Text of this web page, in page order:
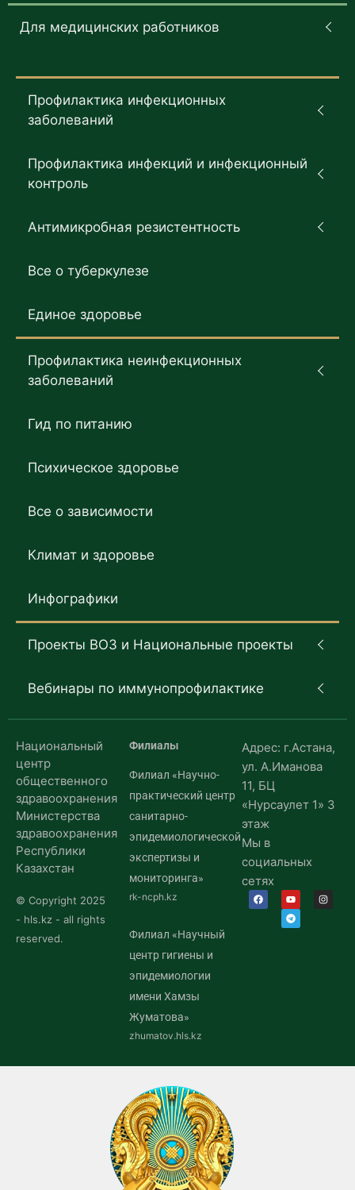
Для медицинских работников
Профилактика инфекционных
заболеваний
Профилактика инфекций и инфекционный
контроль
Антимикробная резистентность
Все о туберкулезе
Единое здоровье
Профилактика неинфекционных
заболеваний
Гид по питанию
Психическое здоровье
Все о зависимости
Климат и здоровье
Инфографики
Проекты ВОЗ и Национальные проекты
Вебинары по иммунопрофилактике
Национальный
центр
общественного
здравоохранения
Министерства
здравоохранения
Республики
Казахстан
© Copyright 2025
- hls.kz - all rights
reserved.
Филиалы
Филиал «Научно-
практический центр
санитарно-
эпидемиологической
экспертизы и
мониторинга»
rk-ncph.kz
Филиал «Научный
центр гигиены и
эпидемиологии
имени Хамзы
Жуматова»
zhumatov.hls.kz
Адрес: г.Астана,
ул. А.Иманова
11, БЦ
«Нурсаулет 1» 3
этаж
Мы в
социальных
сетях